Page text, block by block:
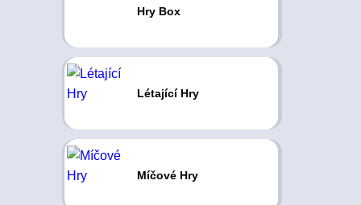
Hry Box
Létající Hry
Míčové Hry